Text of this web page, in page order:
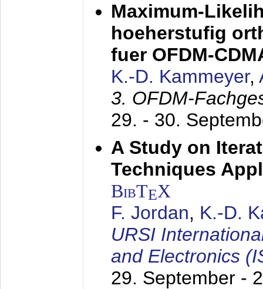
Maximum-
hoeherstufig
fuer OFDM-
K.-D. Kammeyer,
3. OFDM-
29. - 30.
A Study on
Techniques
BibTEX
F. Jordan, K.-D.
URSI
and Electronics
29. September -